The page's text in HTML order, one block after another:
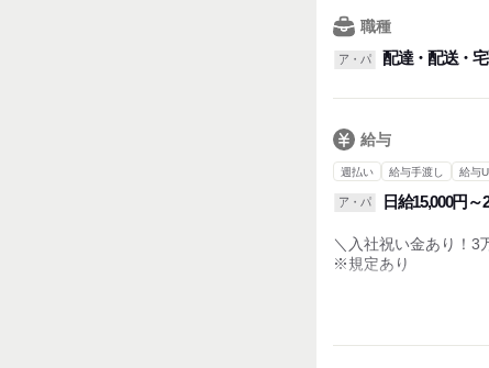
・がっつり週6で勤務
例）1日のスケジュー
8:00~ 直行して倉庫
13:00~ 配送再開
15:00~ 少し休憩して
17:00~ 荷物を届ける
18:30~ 残りの荷物を
20:00~ 返却漏れがな
■シフトはLINEなどで
スケジュール管理が
職種
ア・パ 配達・配送・
給与
週払い 給与手渡し 給与
ア・パ 日給15,000円～
＼入社祝い金あり！3
※規定あり